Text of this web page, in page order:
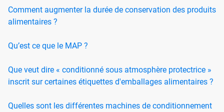
Comment augmenter la durée de conservation des produits
alimentaires ?
Qu’est ce que le MAP ?
Que veut dire « conditionné sous atmosphère protectrice »
inscrit sur certaines étiquettes d'emballages alimentaires ?
Quelles sont les différentes machines de conditionnement